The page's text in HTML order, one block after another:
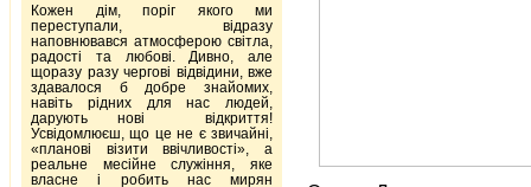
Кожен дім, поріг якого ми
переступали, відразу
наповнювався атмосферою світла,
радості та любові. Дивно, але
щоразу разу чергові відвідини, вже
здавалося б добре знайомих,
навіть рідних для нас людей,
дарують нові відкриття!
Усвідомлюєш, що це не є звичайні,
«планові візити ввічливості», а
реальне месійне служіння, яке
власне і робить нас мирян